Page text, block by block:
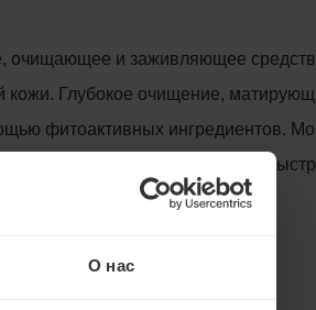
О нас
очищающее и заживляющее
кожи. Глубокое очищение,
фитоактивных ингредиентов.
загрязнения и способствуют